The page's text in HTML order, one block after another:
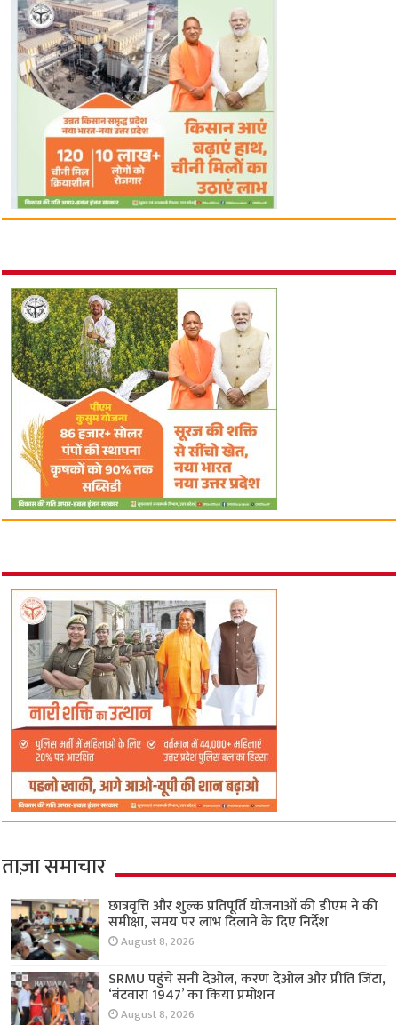
ताज़ा समाचार
छात्रवृत्ति और शुल्क प्रतिपूर्ति योजनाओं की डीएम ने की
समीक्षा, समय पर लाभ दिलाने के दिए निर्देश
August 8, 2026
SRMU पहुंचे सनी देओल, करण देओल और प्रीति जिंटा,
‘बंटवारा 1947’ का किया प्रमोशन
August 8, 2026